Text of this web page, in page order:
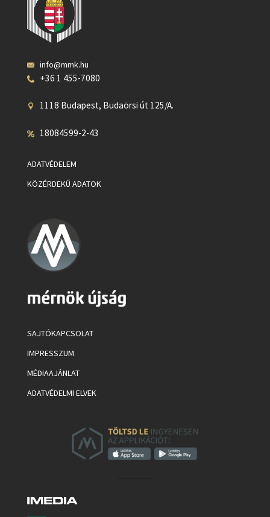
info@mmk.hu
+36 1 455-7080
1118 Budapest, Budaörsi út 125/A.
18084599-2-43
ADATVÉDELEM
KÖZÉRDEKŰ ADATOK
SAJTÓKAPCSOLAT
IMPRESSZUM
MÉDIAAJÁNLAT
ADATVÉDELMI ELVEK